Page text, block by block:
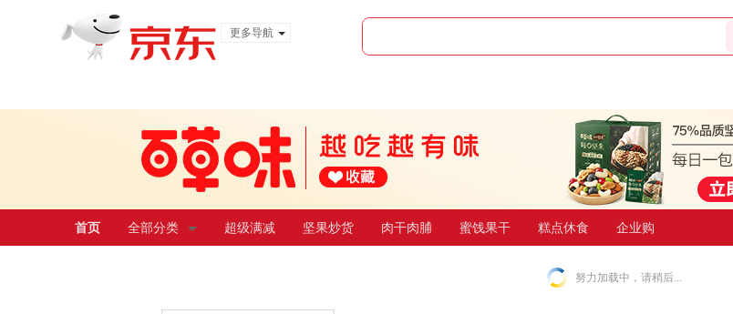
更多导航
首页 全部分类 超级满减 坚果炒货 肉干肉脯 蜜饯果干 糕点休食 企业购
努力加载中，请稍后...